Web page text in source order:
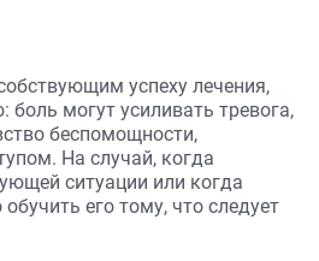
успеху лечения,
могут усиливать тревога,
беспомощности,
На случай, когда
ситуации или когда
его тому, что следует